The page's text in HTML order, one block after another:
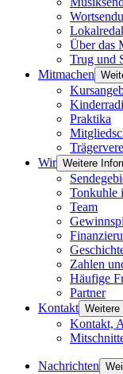
Über das
Trug und
Mitmachen
Praktika
Wir Weitere
Tonkuhle
Team
Zahlen
Häufige
Partner
Kontakt
Kontakt,
Nachrichten